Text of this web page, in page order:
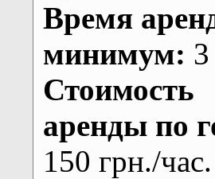
Время
минимум:
Стоимость
аренды по
150 грн./час.